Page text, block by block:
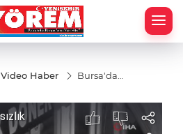
Video Haber
Bursa'da